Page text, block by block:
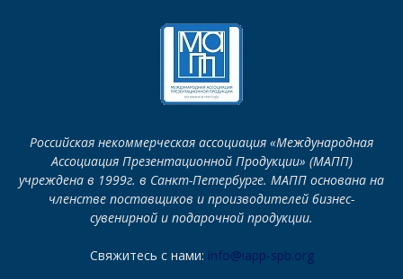
Российская некоммерческая ассоциация «Международная
Ассоциация Презентационной Продукции» (МАПП)
учреждена в 1999г. в Санкт-Петербурге. МАПП основана на
членстве поставщиков и производителей бизнес-
сувенирной и подарочной продукции.
Свяжитесь с нами: info@iapp-spb.org